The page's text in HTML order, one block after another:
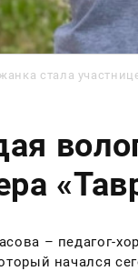
стала
– педагог-
начался